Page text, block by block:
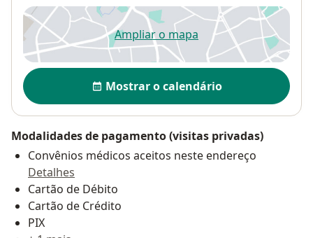
Ampliar o mapaabre num novo separador
Disponibilidade
Mostrar o calendário
Modalidades de pagamento (visitas privadas)
Convênios médicos aceitos neste endereço
Detalhes
Cartão de Débito
Cartão de Crédito
PIX